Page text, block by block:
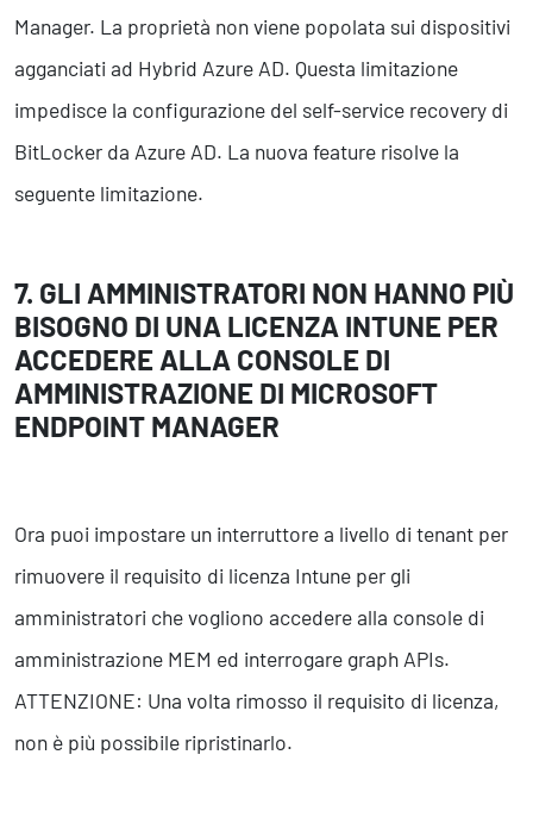
Manager. La proprietà non viene popolata sui dispositivi
agganciati ad Hybrid Azure AD. Questa limitazione
impedisce la configurazione del self-service recovery di
BitLocker da Azure AD. La nuova feature risolve la
seguente limitazione.
7. GLI AMMINISTRATORI NON HANNO PIÙ
BISOGNO DI UNA LICENZA INTUNE PER
ACCEDERE ALLA CONSOLE DI
AMMINISTRAZIONE DI MICROSOFT
ENDPOINT MANAGER
Ora puoi impostare un interruttore a livello di tenant per
rimuovere il requisito di licenza Intune per gli
amministratori che vogliono accedere alla console di
amministrazione MEM ed interrogare graph APIs.
ATTENZIONE: Una volta rimosso il requisito di licenza,
non è più possibile ripristinarlo.